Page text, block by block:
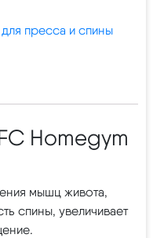
пресса и спины
Homegym
мышц живота,
спины, увеличивает